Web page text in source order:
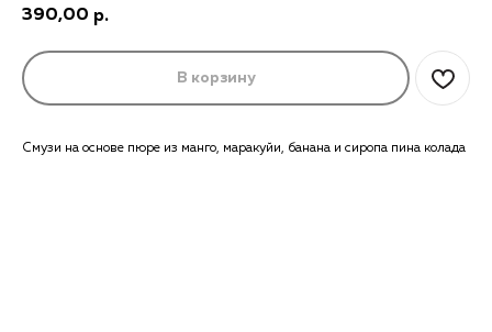
390,00 р.
В корзину
Смузи на основе пюре из манго, маракуйи, банана и сиропа пина колада